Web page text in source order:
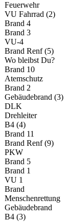
Feuerwehr
VU Fahrrad (2)
Brand 4
Brand 3
VU-4
Brand Renf (5)
Wo bleibst Du?
Brand 10
Atemschutz
Brand 2
Gebäudebrand (3)
DLK
Drehleiter
B4 (4)
Brand 11
Brand Renf (9)
PKW
Brand 5
Brand 1
VU 1
Brand
Menschenrettung
Gebäudebrand
B4 (3)